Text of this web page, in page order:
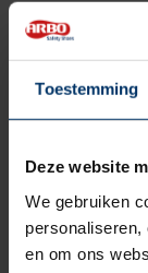
Toestemming
Deze website
We gebruiken
en om ons
Sluiting